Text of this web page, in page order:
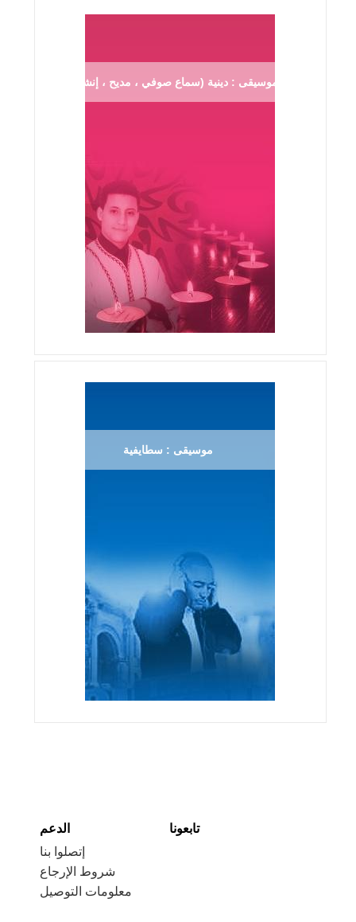
موسيقى : دينية (سماع صوفي ، مديح ، إنشاد ...)
موسيقى : سطايفية
الدعم
إتصلوا بنا
شروط الإرجاع
معلومات التوصيل
تابعونا